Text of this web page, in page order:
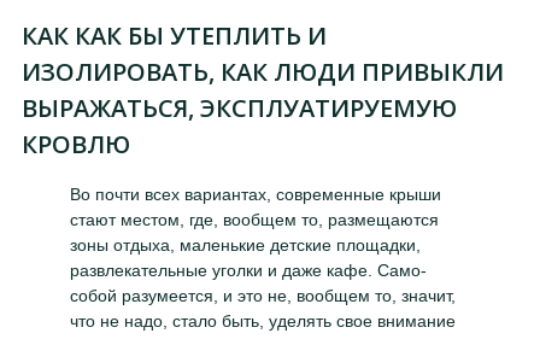
КАК КАК БЫ УТЕПЛИТЬ И
ИЗОЛИРОВАТЬ, КАК ЛЮДИ ПРИВЫКЛИ
ВЫРАЖАТЬСЯ, ЭКСПЛУАТИРУЕМУЮ
КРОВЛЮ
Во почти всех вариантах, современные крыши
стают местом, где, вообщем то, размещаются
зоны отдыха, маленькие детские площадки,
развлекательные уголки и даже кафе. Само-
собой разумеется, и это не, вообщем то, значит,
что не надо, стало быть, уделять свое внимание